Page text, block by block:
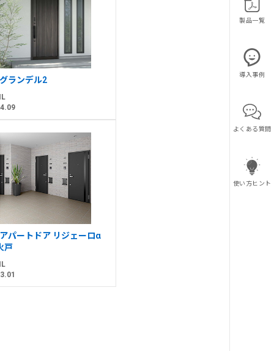
グランデル2
アパートドア リジェーロα
戸
製品一覧
導入事例
よくある質問
使い方ヒント